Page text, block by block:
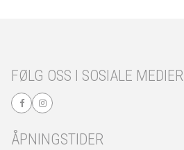
FØLG OSS I SOSIALE MEDIER
ÅPNINGSTIDER